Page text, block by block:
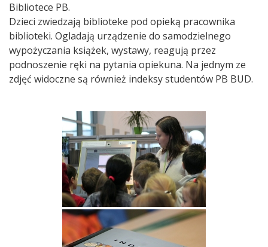
Bibliotece ​PB.
Dzieci zwiedzają biblioteke pod opieką pracownika
biblioteki. Ogladają urządzenie do samodzielnego
wypożyczania książek, wystawy, reagują przez
podnoszenie ręki na pytania opiekuna. Na jednym ze
zdjęć widoczne są również indeksy studentów PB BUD.